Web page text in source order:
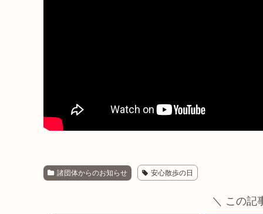
諸団体からのお知らせ 安心散歩の日
＼ この記